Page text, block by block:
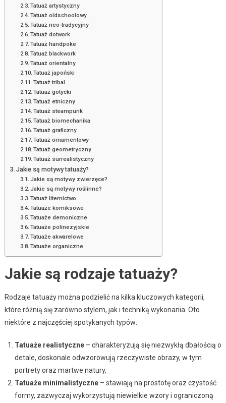
Tatuaż artystyczny
Tatuaż oldschoolowy
Tatuaż neo-tradycyjny
Tatuaż dotwork
Tatuaż handpoke
Tatuaż blackwork
Tatuaż orientalny
Tatuaż japoński
Tatuaż tribal
Tatuaż gotycki
Tatuaż etniczny
Tatuaż steampunk
Tatuaż biomechanika
Tatuaż graficzny
Tatuaż ornamentowy
Tatuaż geometryczny
Tatuaż surrealistyczny
Jakie są motywy tatuaży?
Jakie są motywy zwierzęce?
Jakie są motywy roślinne?
Tatuaż liternictwo
Tatuaże komiksowe
Tatuaże demoniczne
Tatuaże polinezyjskie
Tatuaże akwarelowe
Tatuaże organiczne
Jakie są rodzaje tatuaży?
Rodzaje tatuaży można podzielić na kilka kluczowych kategorii,
które różnią się zarówno stylem, jak i techniką wykonania. Oto
niektóre z najczęściej spotykanych typów:
Tatuaże realistyczne– charakteryzują się niezwykłą dbałością o
detale, doskonale odwzorowują rzeczywiste obrazy, w tym
portrety oraz martwe natury,
Tatuaże minimalistyczne– stawiają na prostotę oraz czystość
formy, zazwyczaj wykorzystują niewielkie wzory i ograniczoną